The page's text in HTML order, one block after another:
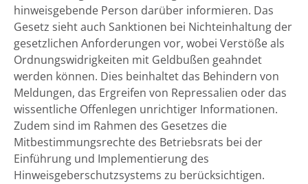
hinweisgebende Person darüber informieren. Das
Gesetz sieht auch Sanktionen bei Nichteinhaltung der
gesetzlichen Anforderungen vor, wobei Verstöße als
Ordnungswidrigkeiten mit Geldbußen geahndet
werden können. Dies beinhaltet das Behindern von
Meldungen, das Ergreifen von Repressalien oder das
wissentliche Offenlegen unrichtiger Informationen.
Zudem sind im Rahmen des Gesetzes die
Mitbestimmungsrechte des Betriebsrats bei der
Einführung und Implementierung des
Hinweisgeberschutzsystems zu berücksichtigen.